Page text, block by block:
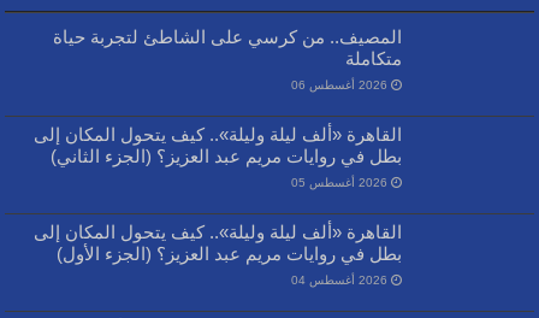
المصيف.. من كرسي على الشاطئ لتجربة حياة
متكاملة
2026 أغسطس 06
القاهرة «ألف ليلة وليلة».. كيف يتحول المكان إلى
بطل في روايات مريم عبد العزيز؟ (الجزء الثاني)
2026 أغسطس 05
القاهرة «ألف ليلة وليلة».. كيف يتحول المكان إلى
بطل في روايات مريم عبد العزيز؟ (الجزء الأول)
2026 أغسطس 04